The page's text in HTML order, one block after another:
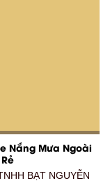
Nắng Mưa Ngoài
BẠT NGUYỄN